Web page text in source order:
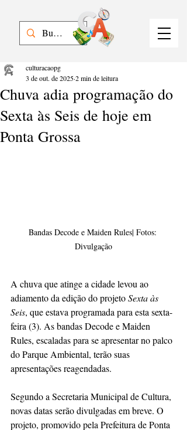
Chuva adia programação do
Sexta às Seis de hoje em
Ponta Grossa
culturacaopg
3 de out. de 20252 min de leitura
Bandas Decode e Maiden Rules| Fotos:
Divulgação
A chuva que atinge a cidade levou ao
adiamento da edição do projeto Sexta às
Seis, que estava programada para esta sexta-
feira (3). As bandas Decode e Maiden
Rules, escaladas para se apresentar no palco
do Parque Ambiental, terão suas
apresentações reagendadas.
Segundo a Secretaria Municipal de Cultura,
novas datas serão divulgadas em breve. O
projeto, promovido pela Prefeitura de Ponta